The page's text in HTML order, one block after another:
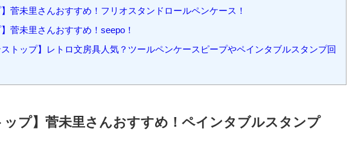
トップ】レトロ文房具人気？ツールペンケースピープやペインタブルスタンプ回